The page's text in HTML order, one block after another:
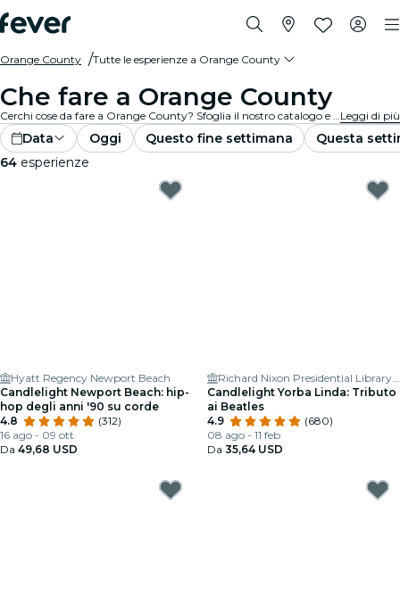
Orange County Tutte le esperienze a Orange County
Che fare a Orange County
Cerchi cose da fare a Orange County? Sfoglia il nostro catalogo e trova subito le migliori esperienze e attività nella tua città.Leggi di più
Data Oggi Questo fine settimana
Questa
64 esperienze
Hyatt Regency Newport Beach
Candlelight Newport Beach: hip-
hop degli anni '90 su corde
4.8
(312)
16 ago - 09 ott
Da 49,68 USD
Richard Nixon Presidential Library & Museum
Candlelight Yorba Linda: Tributo
ai Beatles
4.9
(680)
08 ago - 11 feb
Da 35,64 USD